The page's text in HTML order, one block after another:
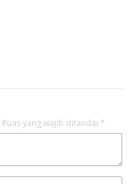
Ruas yang wajib ditandai *